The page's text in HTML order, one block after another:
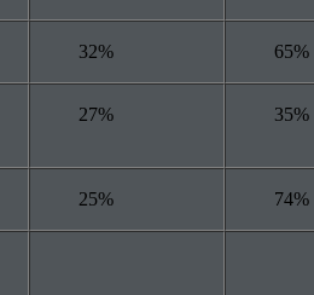
32% 65%
27% 35%
25% 74%